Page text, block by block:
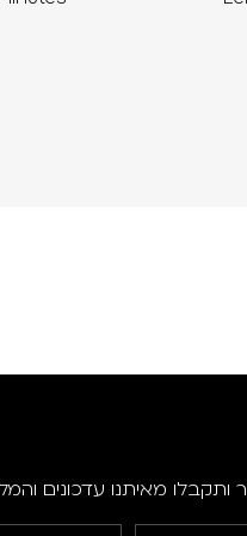
ותקבלו מאיתנו עדכונים